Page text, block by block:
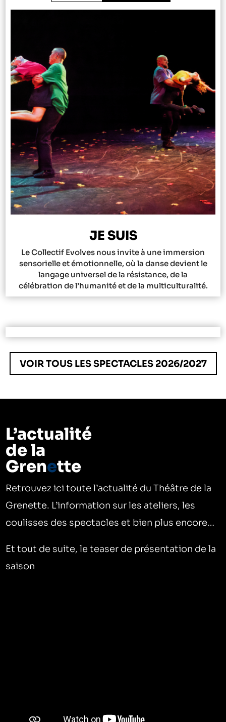
JE SUIS
Le Collectif Evolves nous invite à une immersion
sensorielle et émotionnelle, où la danse devient le
langage universel de la résistance, de la
célébration de l’humanité et de la multiculturalité.
VOIR TOUS LES SPECTACLES 2026/2027
L’actualité
de la
Grenette
Retrouvez ici toute l’actualité du Théâtre de la
Grenette. L’information sur les ateliers, les
coulisses des spectacles et bien plus encore…
Et tout de suite, le teaser de présentation de la
saison